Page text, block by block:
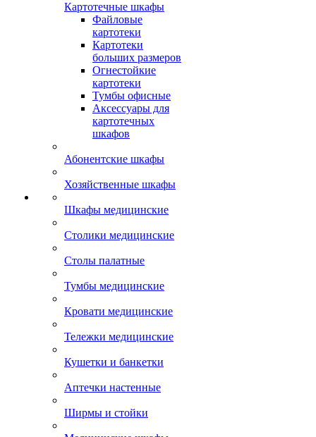
Картотечные шкафы
Файловые
картотеки
Картотеки
больших размеров
Огнестойкие
картотеки
Тумбы офисные
Аксессуары для
картотечных
шкафов
Абонентские шкафы
Хозяйственные шкафы
Шкафы медицинские
Столики медицинские
Столы палатные
Тумбы медицинские
Кровати медицинские
Тележки медицинские
Кушетки и банкетки
Аптечки настенные
Ширмы и стойки